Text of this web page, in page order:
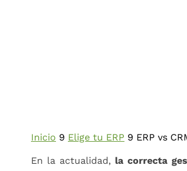
Inicio 9 Elige tu ERP 9 ERP vs
En la actualidad, la correcta